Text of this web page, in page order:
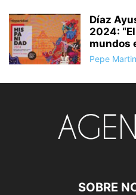
Díaz
2024:
mundos
Pepe Martin
SOBRE